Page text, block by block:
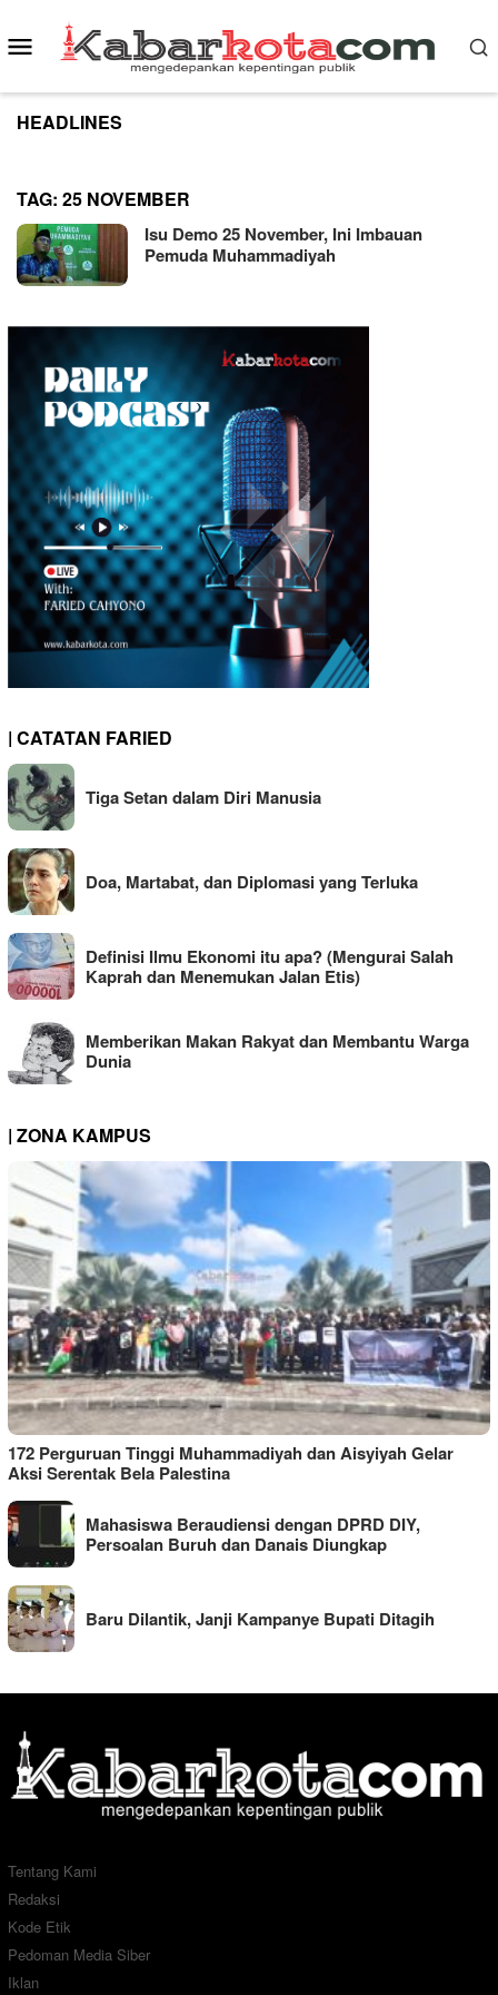
to
content
Mobile
Menu
HEADLINES
TAG: 25 NOVEMBER
Isu Demo 25 November, Ini Imbauan
Pemuda Muhammadiyah
| CATATAN FARIED
Tiga Setan dalam Diri Manusia
Doa, Martabat, dan Diplomasi yang Terluka
Definisi Ilmu Ekonomi itu apa? (Mengurai Salah
Kaprah dan Menemukan Jalan Etis)
Memberikan Makan Rakyat dan Membantu Warga
Dunia
| ZONA KAMPUS
172 Perguruan Tinggi Muhammadiyah dan Aisyiyah Gelar
Aksi Serentak Bela Palestina
Mahasiswa Beraudiensi dengan DPRD DIY,
Persoalan Buruh dan Danais Diungkap
Baru Dilantik, Janji Kampanye Bupati Ditagih
Tentang Kami
Redaksi
Kode Etik
Pedoman Media Siber
Iklan